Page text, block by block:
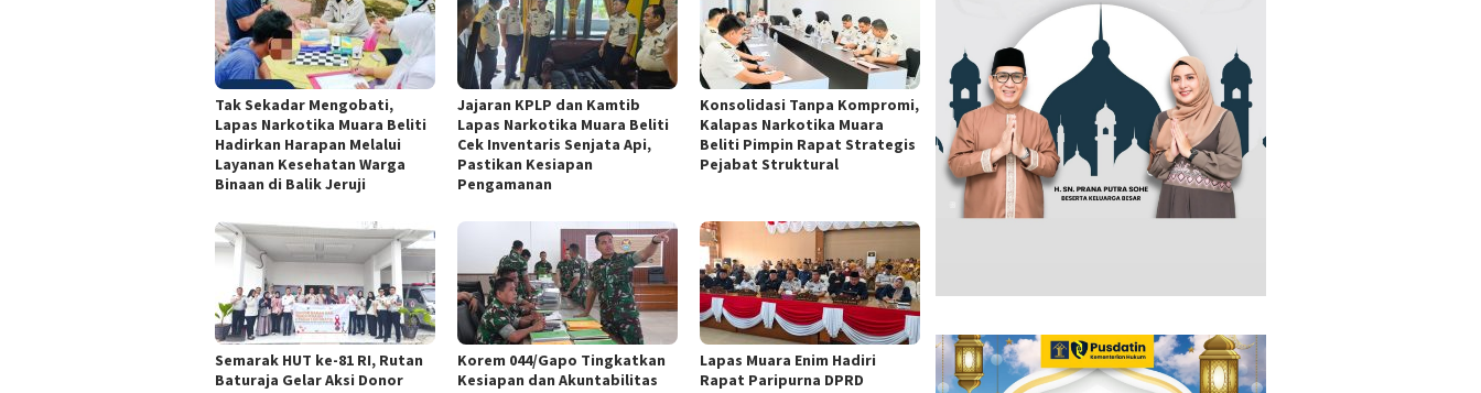
Tak Sekadar Mengobati,
Lapas Narkotika Muara Beliti
Hadirkan Harapan Melalui
Layanan Kesehatan Warga
Binaan di Balik Jeruji
Jajaran KPLP dan Kamtib
Lapas Narkotika Muara Beliti
Cek Inventaris Senjata Api,
Pastikan Kesiapan
Pengamanan
Konsolidasi Tanpa Kompromi,
Kalapas Narkotika Muara
Beliti Pimpin Rapat Strategis
Pejabat Struktural
Semarak HUT ke-81 RI, Rutan
Baturaja Gelar Aksi Donor
Korem 044/Gapo Tingkatkan
Kesiapan dan Akuntabilitas
Lapas Muara Enim Hadiri
Rapat Paripurna DPRD